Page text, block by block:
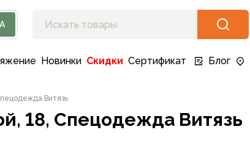
Новинки Скидки Сертификат Блог
Витязь
18, Спецодежда Витязь